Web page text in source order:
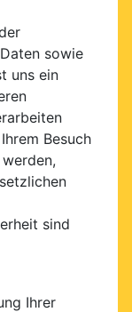
sowie
uns ein
Besuch
sind
Ihrer